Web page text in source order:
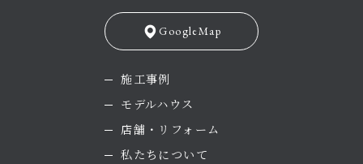
GoogleMap
施工事例
モデルハウス
店舗・リフォーム
私たちについて